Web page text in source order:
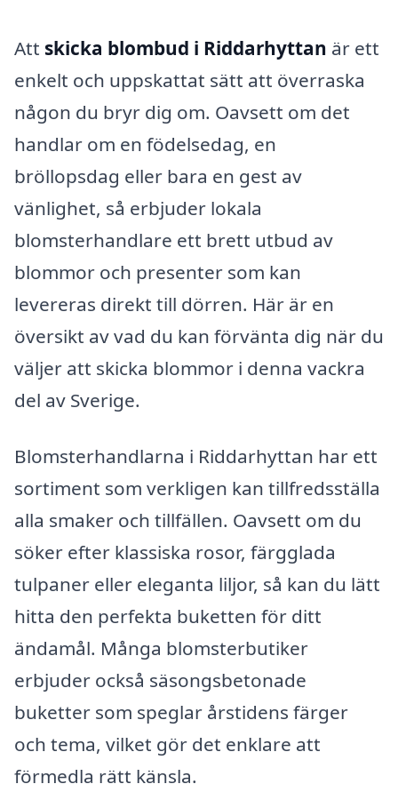
Att skicka blombud i Riddarhyttan är ett
enkelt och uppskattat sätt att överraska
någon du bryr dig om. Oavsett om det
handlar om en födelsedag, en
bröllopsdag eller bara en gest av
vänlighet, så erbjuder lokala
blomsterhandlare ett brett utbud av
blommor och presenter som kan
levereras direkt till dörren. Här är en
översikt av vad du kan förvänta dig när du
väljer att skicka blommor i denna vackra
del av Sverige.
Blomsterhandlarna i Riddarhyttan har ett
sortiment som verkligen kan tillfredsställa
alla smaker och tillfällen. Oavsett om du
söker efter klassiska rosor, färgglada
tulpaner eller eleganta liljor, så kan du lätt
hitta den perfekta buketten för ditt
ändamål. Många blomsterbutiker
erbjuder också säsongsbetonade
buketter som speglar årstidens färger
och tema, vilket gör det enklare att
förmedla rätt känsla.